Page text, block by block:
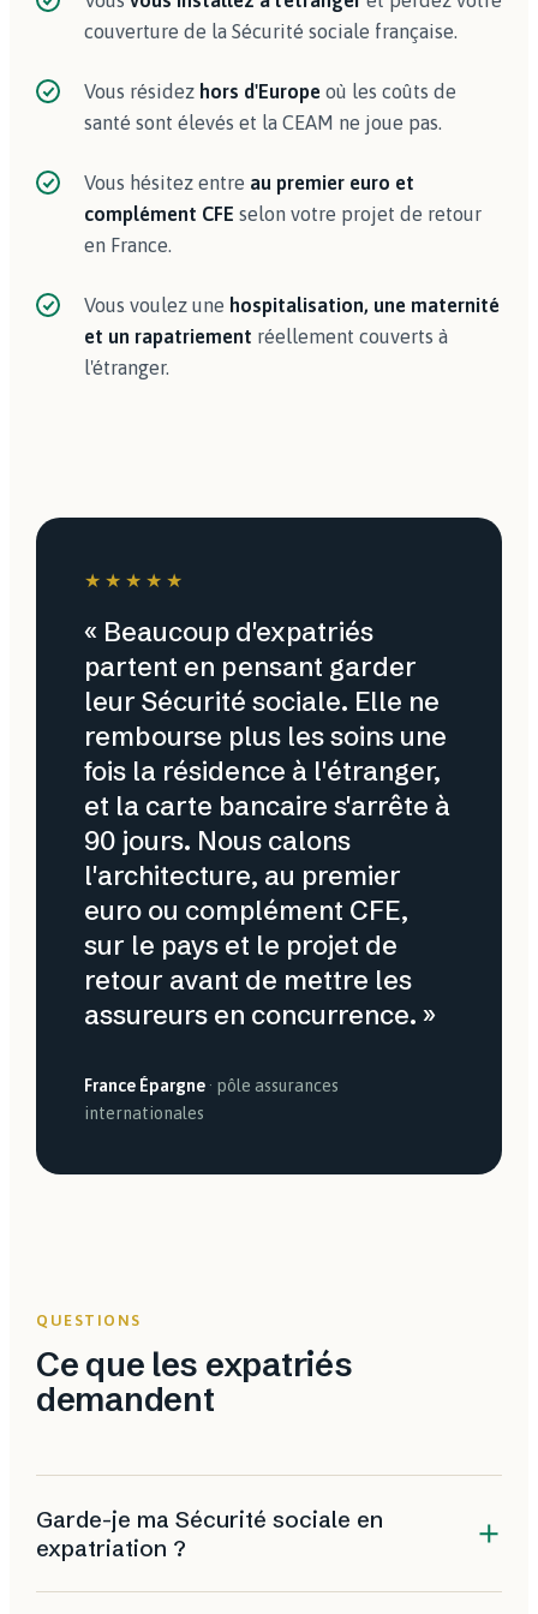
couverture de la Sécurité sociale française.
Vous résidez hors d'Europe où les coûts de
santé sont élevés et la CEAM ne joue pas.
Vous hésitez entre au premier euro et
complément CFE selon votre projet de retour
en France.
Vous voulez une hospitalisation, une maternité
et un rapatriement réellement couverts à
l'étranger.
★★★★★
« Beaucoup d'expatriés
partent en pensant garder
leur Sécurité sociale. Elle ne
rembourse plus les soins une
fois la résidence à l'étranger,
et la carte bancaire s'arrête à
90 jours. Nous calons
l'architecture, au premier
euro ou complément CFE,
sur le pays et le projet de
retour avant de mettre les
assureurs en concurrence. »
France Épargne · pôle assurances
internationales
QUESTIONS
Ce que les expatriés
demandent
Garde-je ma Sécurité sociale en
expatriation ?